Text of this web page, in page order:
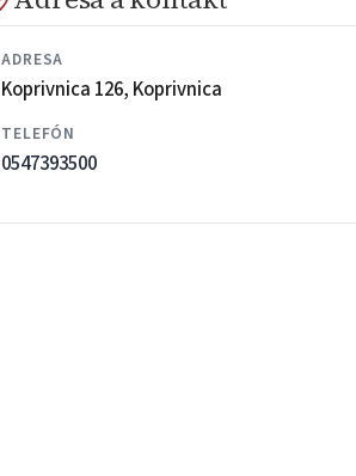
ADRESA
Koprivnica 126, Koprivnica
TELEFÓN
0547393500